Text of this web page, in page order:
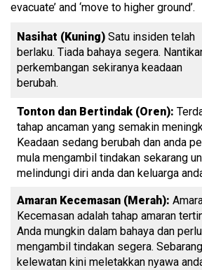
evacuate’ and ‘move to higher ground’.
Nasihat (Kuning) Satu insiden telah
berlaku. Tiada bahaya segera.
perkembangan sekiranya keadaan
berubah.
Tonton dan Bertindak (Oren):
tahap ancaman yang semakin
Keadaan sedang berubah dan anda
mula mengambil tindakan sekarang
melindungi diri anda dan keluarga
Amaran Kecemasan (Merah):
Kecemasan adalah tahap amaran
Anda mungkin dalam bahaya dan perlu
mengambil tindakan segera. Sebarang
kelewatan kini meletakkan nyawa